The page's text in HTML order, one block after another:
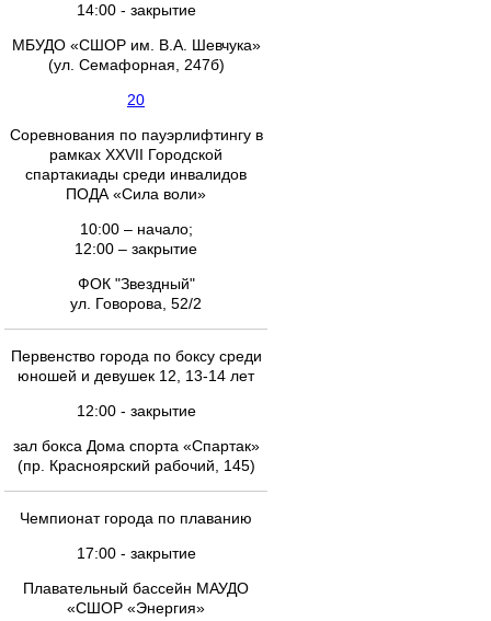
14:00 - закрытие
МБУДО «СШОР им. В.А. Шевчука»
(ул. Семафорная, 247б)
20
Соревнования по пауэрлифтингу в
рамках XXVII Городской
спартакиады среди инвалидов
ПОДА «Сила воли»
10:00 – начало;
12:00 – закрытие
ФОК "Звездный"
ул. Говорова, 52/2
Первенство города по боксу среди
юношей и девушек 12, 13-14 лет
12:00 - закрытие
зал бокса Дома спорта «Спартак»
(пр. Красноярский рабочий, 145)
Чемпионат города по плаванию
17:00 - закрытие
Плавательный бассейн МАУДО
«СШОР «Энергия»